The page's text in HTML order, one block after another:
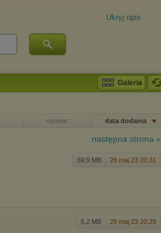
Ukryj opis
Galeria
rozmiar data dodania
następna strona »
69,9 MB 28 maj 23 20:31
5,2 MB 28 maj 23 20:29